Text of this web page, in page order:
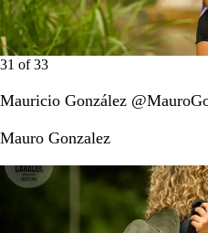
31 of33
Mauricio González
Mauro Gonzalez